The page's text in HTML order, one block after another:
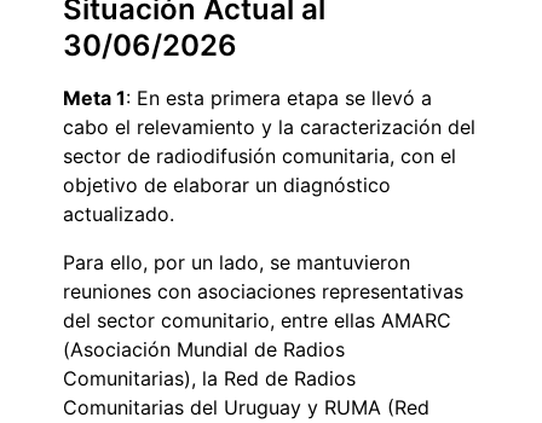
Situación Actual al
30/06/2026
Meta 1: En esta primera etapa se llevó a
cabo el relevamiento y la caracterización del
sector de radiodifusión comunitaria, con el
objetivo de elaborar un diagnóstico
actualizado.
Para ello, por un lado, se mantuvieron
reuniones con asociaciones representativas
del sector comunitario, entre ellas AMARC
(Asociación Mundial de Radios
Comunitarias), la Red de Radios
Comunitarias del Uruguay y RUMA (Red